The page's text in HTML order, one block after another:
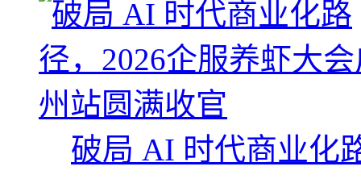
破局 AI 时代商业化